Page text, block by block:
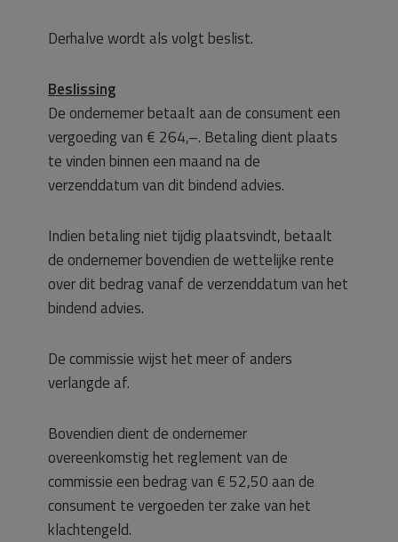
Derhalve wordt als volgt beslist.
Beslissing
De ondernemer betaalt aan de consument een
vergoeding van € 264,–. Betaling dient plaats
te vinden binnen een maand na de
verzenddatum van dit bindend advies.
Indien betaling niet tijdig plaatsvindt, betaalt
de ondernemer bovendien de wettelijke rente
over dit bedrag vanaf de verzenddatum van het
bindend advies.
De commissie wijst het meer of anders
verlangde af.
Bovendien dient de ondernemer
overeenkomstig het reglement van de
commissie een bedrag van € 52,50 aan de
consument te vergoeden ter zake van het
klachtengeld.